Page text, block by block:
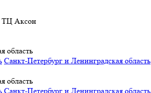
ТЦ Аксон
область
Санкт-Петербург и Ленинградская область
область
Санкт-Петербург и Ленинградская область